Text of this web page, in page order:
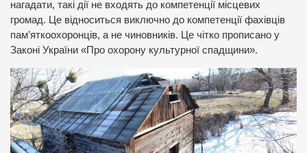
нагадати, такі дії не входять до компетенції місцевих
громад. Це відноситься виключно до компетенції фахівців
пам’яткоохоронців, а не чиновників. Це чітко прописано у
Законі України «Про охорону культурної спадщини».